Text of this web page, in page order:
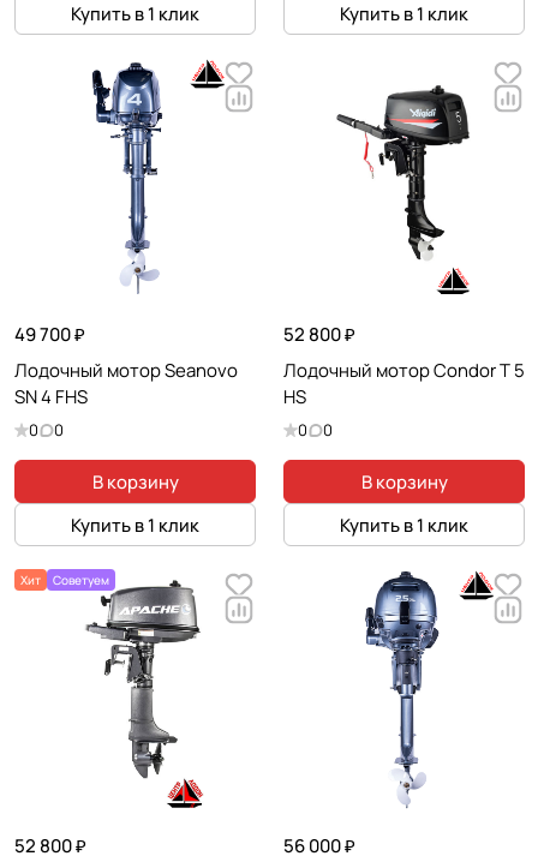
Купить в 1 клик
Купить в 1 клик
49 700 ₽
Лодочный мотор Seanovo
SN 4 FHS
0 0
В корзину
Купить в 1 клик
52 800 ₽
Лодочный мотор Condor T 5
HS
0 0
В корзину
Купить в 1 клик
Хит Советуем
52 800 ₽
56 000 ₽